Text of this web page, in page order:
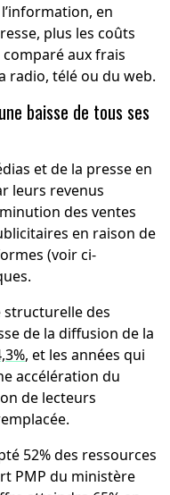
en
plus les coûts
aux frais
radio, télé ou du web.
baisse de tous ses
et de la presse en
leurs revenus
des ventes
en raison de
(voir ci-
structurelle des
de la diffusion de la
, et les années qui
accélération du
de lecteurs
52% des ressources
PMP du ministère